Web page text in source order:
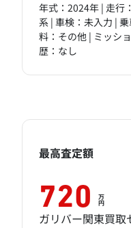
年式：2024年 | 走行
系 | 車検：未入力 |
料：その他 | ミッシ
歴：なし
最高査定額
720 万
円
ガリバー関東買取